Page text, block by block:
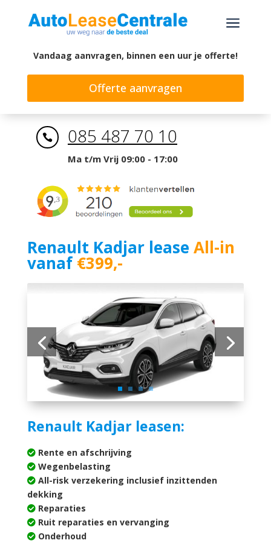
a
Vandaag aanvragen, binnen een uur je offerte!
Offerte aanvragen
 085 487 70 10
Ma t/m Vrij 09:00 - 17:00
Renault Kadjar lease All-in
vanaf€399,-
Renault Kadjar leasen:
Rente en afschrijving
Wegenbelasting
All-risk verzekering inclusief inzittenden
dekking
Reparaties
Ruit reparaties en vervanging
Onderhoud